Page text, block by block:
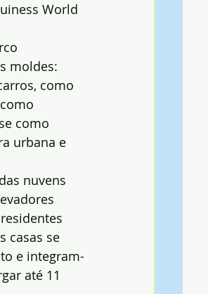
World
moldes:
como
como
urbana e
nuvens
casas se
e integram-
até 11